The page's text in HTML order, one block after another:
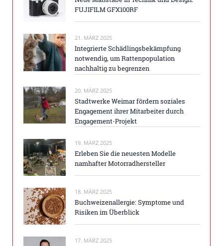
FUJIFILM GFX100RF
21. MÄRZ 2025
Integrierte Schädlingsbekämpfung
notwendig, um Rattenpopulation
nachhaltig zu begrenzen
20. MÄRZ 2025
Stadtwerke Weimar fördern soziales
Engagement ihrer Mitarbeiter durch
Engagement-Projekt
19. MÄRZ 2025
Erleben Sie die neuesten Modelle
namhafter Motorradhersteller
18. MÄRZ 2025
Buchweizenallergie: Symptome und
Risiken im Überblick
17. MÄRZ 2025